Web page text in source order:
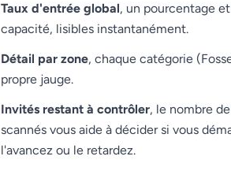
Taux d'entrée global, un pourcentage
capacité, lisibles instantanément.
Détail par zone, chaque catégorie
propre jauge.
Invités restant à contrôler, le nombre
scannés vous aide à décider si vous
l'avancez ou le retardez.